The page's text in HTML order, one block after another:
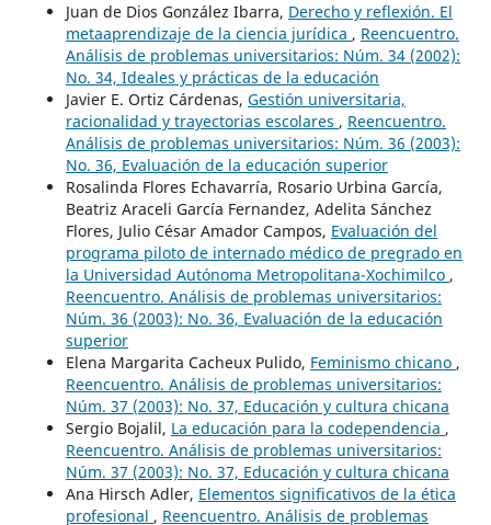
Juan de Dios González Ibarra, Derecho y reflexión. El
metaaprendizaje de la ciencia jurídica , Reencuentro.
Análisis de problemas universitarios: Núm. 34 (2002):
No. 34, Ideales y prácticas de la educación
Javier E. Ortiz Cárdenas, Gestión universitaria,
racionalidad y trayectorias escolares , Reencuentro.
Análisis de problemas universitarios: Núm. 36 (2003):
No. 36, Evaluación de la educación superior
Rosalinda Flores Echavarría, Rosario Urbina García,
Beatriz Araceli García Fernandez, Adelita Sánchez
Flores, Julio César Amador Campos, Evaluación del
programa piloto de internado médico de pregrado en
la Universidad Autónoma Metropolitana-Xochimilco ,
Reencuentro. Análisis de problemas universitarios:
Núm. 36 (2003): No. 36, Evaluación de la educación
superior
Elena Margarita Cacheux Pulido, Feminismo chicano ,
Reencuentro. Análisis de problemas universitarios:
Núm. 37 (2003): No. 37, Educación y cultura chicana
Sergio Bojalil, La educación para la codependencia ,
Reencuentro. Análisis de problemas universitarios:
Núm. 37 (2003): No. 37, Educación y cultura chicana
Ana Hirsch Adler, Elementos significativos de la ética
profesional , Reencuentro. Análisis de problemas